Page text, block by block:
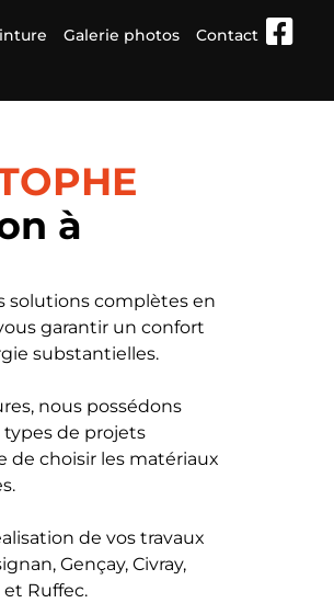
Galerie photos Contact
à
solutions complètes en
garantir un confort
substantielles.
nous possédons
types de projets
de choisir les matériaux
de vos travaux
Gençay, Civray,
et Ruffec.